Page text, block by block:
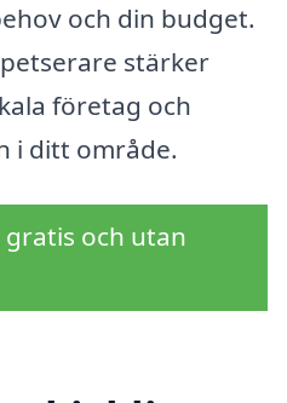
och din budget.
stärker
företag och
i ditt område.
gratis och utan